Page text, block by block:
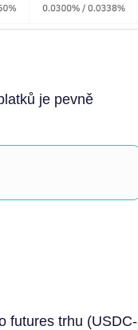
je pevně
futures trhu (USDC-